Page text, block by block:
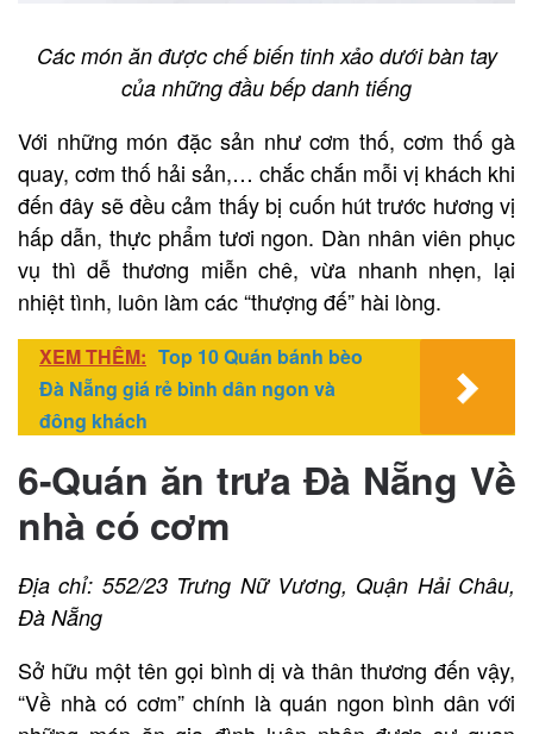
Các món ăn được chế biến tinh xảo dưới bàn tay
của những đầu bếp danh tiếng
Với những món đặc sản như cơm thố, cơm thố gà
quay, cơm thố hải sản,… chắc chắn mỗi vị khách khi
đến đây sẽ đều cảm thấy bị cuốn hút trước hương vị
hấp dẫn, thực phẩm tươi ngon. Dàn nhân viên phục
vụ thì dễ thương miễn chê, vừa nhanh nhẹn, lại
nhiệt tình, luôn làm các “thượng đế” hài lòng.
XEM THÊM: Top 10 Quán bánh bèo
Đà Nẵng giá rẻ bình dân ngon và
đông khách
6-Quán ăn trưa Đà Nẵng Về
nhà có cơm
Địa chỉ: 552/23 Trưng Nữ Vương, Quận Hải Châu,
Đà Nẵng
Sở hữu một tên gọi bình dị và thân thương đến vậy,
“Về nhà có cơm” chính là quán ngon bình dân với